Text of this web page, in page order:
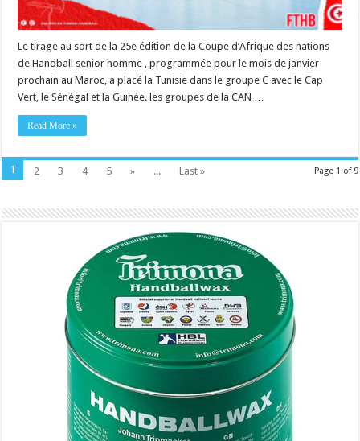
Le tirage au sort de la 25e édition de la Coupe d’Afrique des nations
de Handball senior homme , programmée pour le mois de janvier
prochain au Maroc, a placé la Tunisie dans le groupe C avec le Cap
Vert, le Sénégal et la Guinée. les groupes de la CAN …
Read More »
Page 1 of 9
1 2 3 4 5 » ... Last »